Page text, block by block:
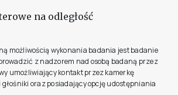
na odległość
możliwością wykonania badania jest badanie
z nadzorem nad osobą badaną przez
umożliwiający kontakt przez kamerkę
oraz posiadający opcję udostępniania